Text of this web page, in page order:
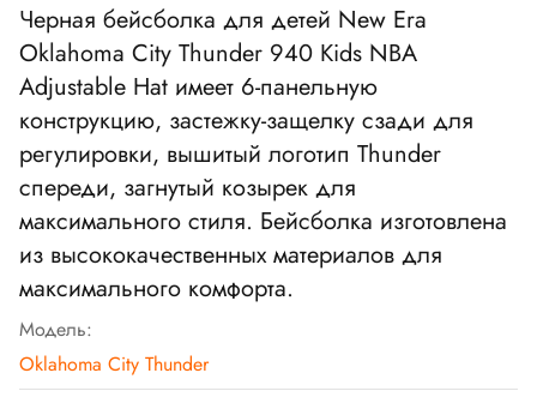
Черная бейсболка для детей New Era
Oklahoma City Thunder 940 Kids NBA
Adjustable Hat имеет 6-панельную
конструкцию, застежку-защелку сзади для
регулировки, вышитый логотип Thunder
спереди, загнутый козырек для
максимального стиля. Бейсболка изготовлена
из высококачественных материалов для
максимального комфорта.
Модель:
Oklahoma City Thunder